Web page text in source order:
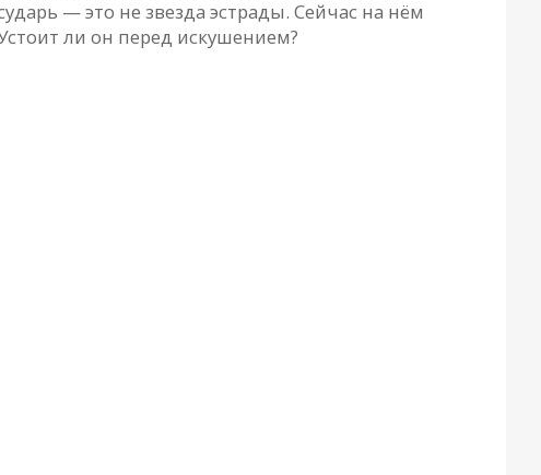
— это не звезда эстрады. Сейчас на нём
ли он перед искушением?